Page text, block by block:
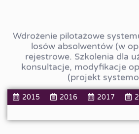
Wdrożenie pilotażowe
losów absolwentów (w
rejestrowe. Szkolenia dla
konsultacje, modyfikacje
(projekt
2015 2016 2017